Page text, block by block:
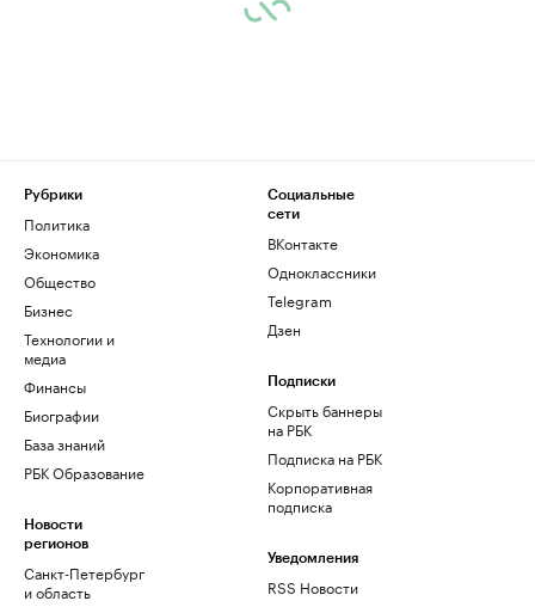
Рубрики
Политика
Экономика
Общество
Бизнес
Технологии и
медиа
Финансы
Биографии
База знаний
РБК Образование
Новости
регионов
Санкт-Петербург
и область
Социальные
сети
ВКонтакте
Одноклассники
Telegram
Дзен
Подписки
Скрыть баннеры
на РБК
Подписка на РБК
Корпоративная
подписка
Уведомления
RSS Новости